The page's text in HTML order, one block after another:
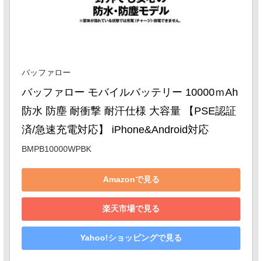
バッファロー
バッファロー モバイルバッテリー 10000ｍAh
防水 防塵 耐衝撃 耐汗仕様 大容量 【PSE認証
済/急速充電対応】 iPhone&Android対応
BMPB10000WPBK
Amazonで見る
楽天市場で見る
Yahoo!ショッピングで見る